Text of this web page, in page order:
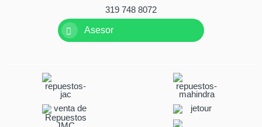
319 748 8072
Asesor